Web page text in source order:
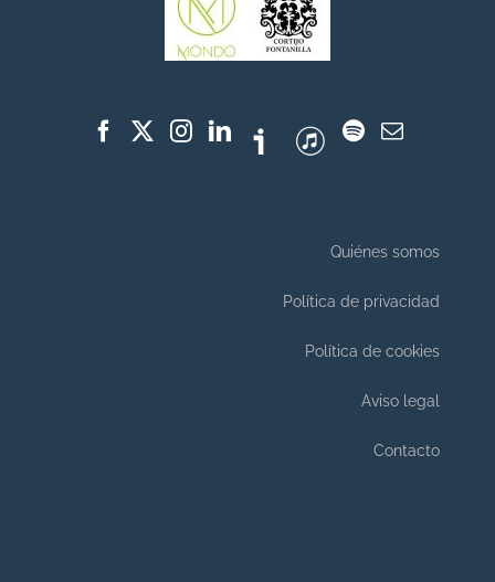
Quiénes somos
Política de privacidad
Política de cookies
Aviso legal
Contacto